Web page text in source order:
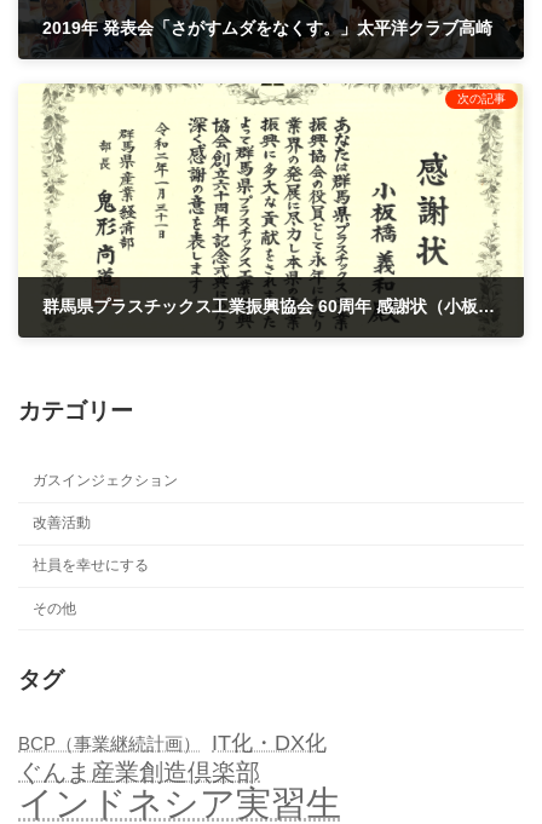
2019年 発表会「さがすムダをなくす。」太平洋クラブ高崎
次の記事
群馬県プラスチックス工業振興協会 60周年 感謝状（小板橋 義和）（ジュンコーポレイション）
カテゴリー
ガスインジェクション
改善活動
社員を幸せにする
その他
タグ
BCP（事業継続計画） IT化・DX化
ぐんま産業創造倶楽部
インドネシア実習生